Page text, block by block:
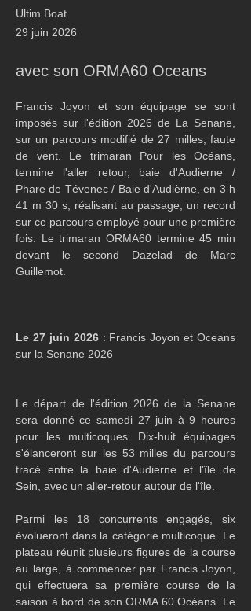
Ultim Boat
29 juin 2026
avec son ORMA60 Oceans
Francis Joyon et son équipage se sont
imposés sur l'édition 2026 de La Senane,
sur un parcours modifié de 27 milles, faute
de vent. Le trimaran Pour les Océans,
termine l'aller retour, baie d'Audierne /
Phare de Tévenec / Baie d'Audièrne, en 3 h
41 m 30 s, réalisant au passage, un record
sur ce parcours employé pour une première
fois. Le trimaran ORMA60 termine 45 min
devant le second Dazelad de Marc
Guillemot.
Le 27 juin 2026 : Francis Joyon et Oceans
sur la Senane 2026
Le départ de l'édition 2026 de la Senane
sera donné ce samedi 27 juin à 9 heures
pour les multicoques. Dix-huit équipages
s'élanceront sur les 53 milles du parcours
tracé entre la baie d'Audierne et l'île de
Sein, avec un aller-retour autour de l'île.
Parmi les 18 concurrents engagés, six
évolueront dans la catégorie multicoque. Le
plateau réunit plusieurs figures de la course
au large, à commencer par Francis Joyon,
qui effectuera sa première course de la
saison à bord de son ORMA 60 Océans. Le